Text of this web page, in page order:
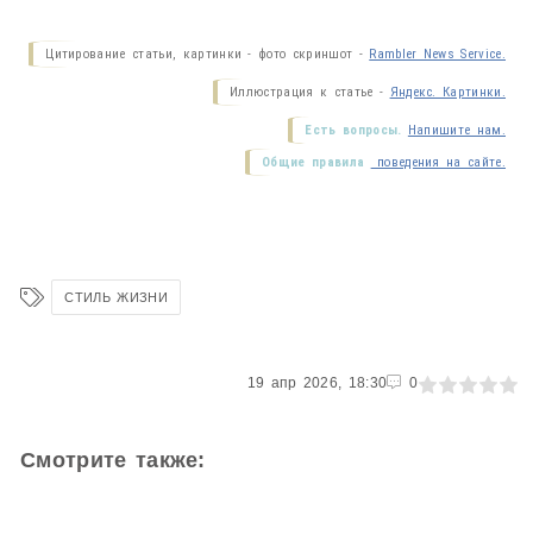
Цитирование статьи, картинки - фото скриншот - Rambler News Service.
Иллюстрация к статье - Яндекс. Картинки.
Есть вопросы. Напишите нам.
Общие правила поведения на сайте.
СТИЛЬ ЖИЗНИ
19 апр 2026, 18:30 0
1 2 3 4 5
Смотрите также: